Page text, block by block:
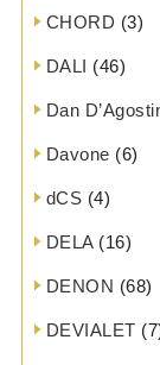
CHORD (3)
DALI (46)
Dan
Davone (6)
dCS (4)
DELA(16)
DENON (68)
DEVIALET